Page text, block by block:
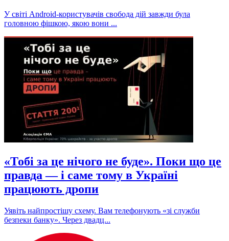
У світі Android-користувачів свобода дій завжди була
головною фішкою, якою вони ...
«Тобі за це нічого не буде». Поки що це
правда — і саме тому в Україні
працюють дропи
Уявіть найпростішу схему. Вам телефонують «зі служби
безпеки банку». Через двадц...